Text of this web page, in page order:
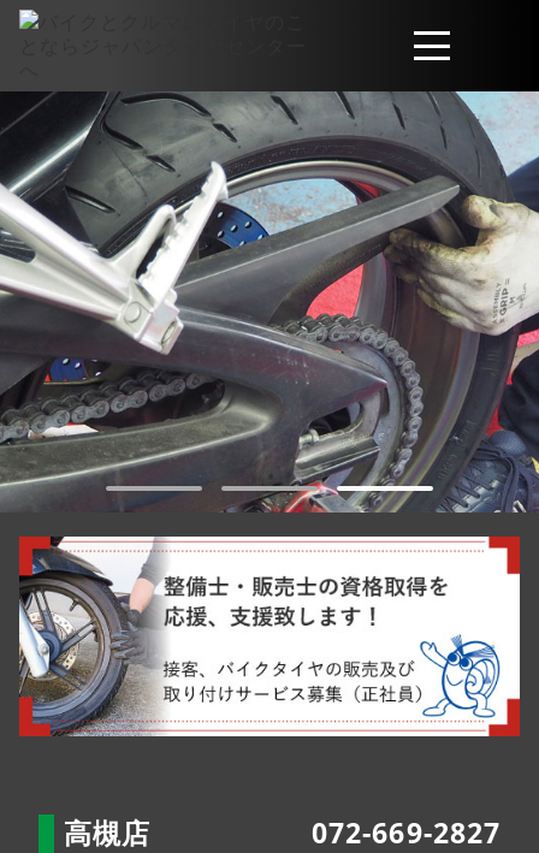
取扱商品
会社概要
工賃・サービスについて
お問い合わせ
高槻店 072-669-2827